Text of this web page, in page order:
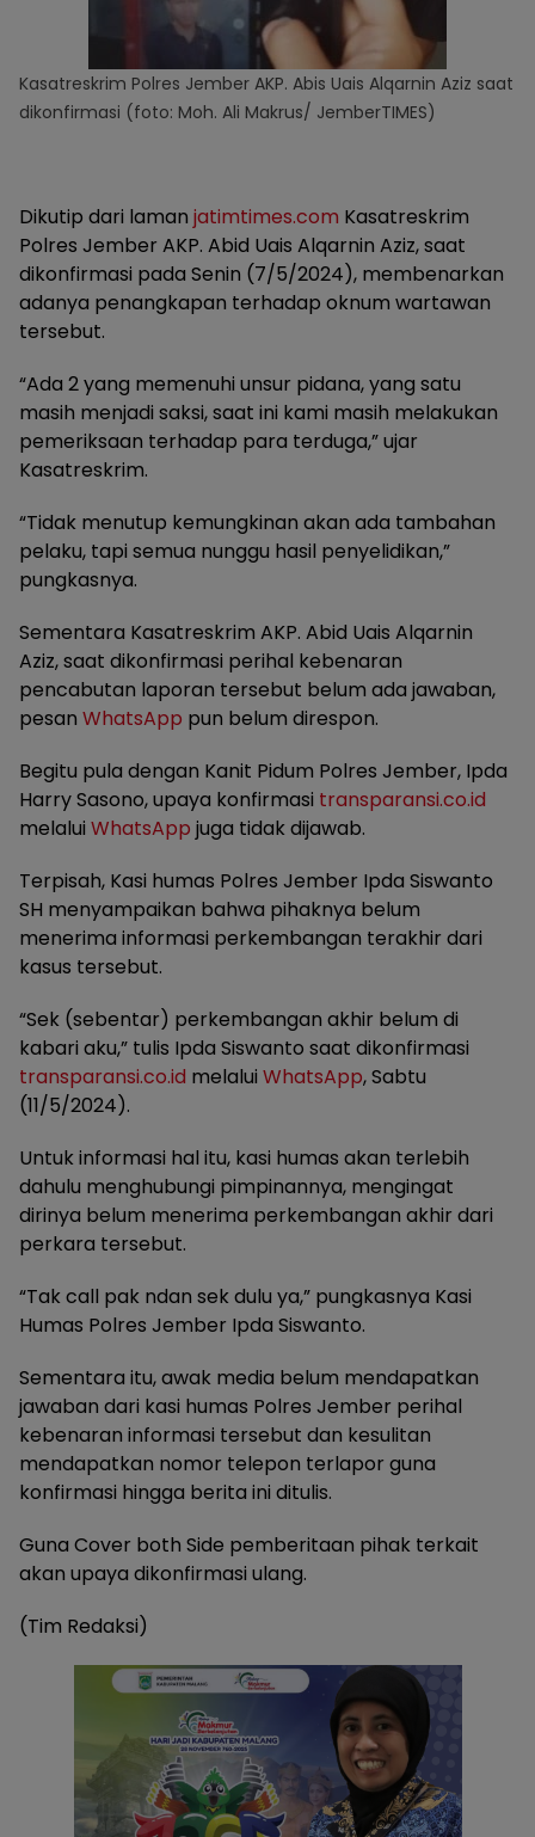
Kasatreskrim Polres Jember AKP. Abis Uais Alqarnin Aziz saat
dikonfirmasi (foto: Moh. Ali Makrus/ JemberTIMES)
Dikutip dari laman jatimtimes.com Kasatreskrim
Polres Jember AKP. Abid Uais Alqarnin Aziz, saat
dikonfirmasi pada Senin (7/5/2024), membenarkan
adanya penangkapan terhadap oknum wartawan
tersebut.
“Ada 2 yang memenuhi unsur pidana, yang satu
masih menjadi saksi, saat ini kami masih melakukan
pemeriksaan terhadap para terduga,” ujar
Kasatreskrim.
“Tidak menutup kemungkinan akan ada tambahan
pelaku, tapi semua nunggu hasil penyelidikan,”
pungkasnya.
Sementara Kasatreskrim AKP. Abid Uais Alqarnin
Aziz, saat dikonfirmasi perihal kebenaran
pencabutan laporan tersebut belum ada jawaban,
pesan WhatsApp pun belum direspon.
Begitu pula dengan Kanit Pidum Polres Jember, Ipda
Harry Sasono, upaya konfirmasi transparansi.co.id
melalui WhatsApp juga tidak dijawab.
Terpisah, Kasi humas Polres Jember Ipda Siswanto
SH menyampaikan bahwa pihaknya belum
menerima informasi perkembangan terakhir dari
kasus tersebut.
“Sek (sebentar) perkembangan akhir belum di
kabari aku,” tulis Ipda Siswanto saat dikonfirmasi
transparansi.co.id melalui WhatsApp, Sabtu
(11/5/2024).
Untuk informasi hal itu, kasi humas akan terlebih
dahulu menghubungi pimpinannya, mengingat
dirinya belum menerima perkembangan akhir dari
perkara tersebut.
“Tak call pak ndan sek dulu ya,” pungkasnya Kasi
Humas Polres Jember Ipda Siswanto.
Sementara itu, awak media belum mendapatkan
jawaban dari kasi humas Polres Jember perihal
kebenaran informasi tersebut dan kesulitan
mendapatkan nomor telepon terlapor guna
konfirmasi hingga berita ini ditulis.
Guna Cover both Side pemberitaan pihak terkait
akan upaya dikonfirmasi ulang.
(Tim Redaksi)